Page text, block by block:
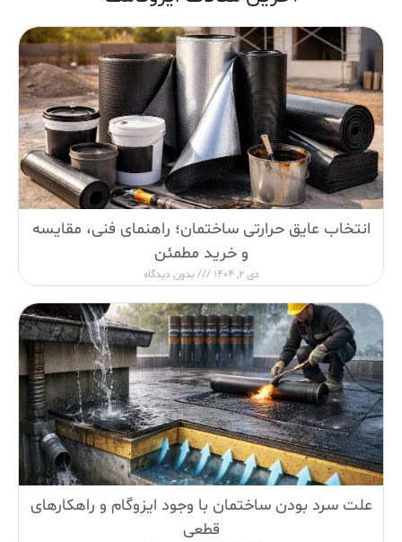
انتخاب عایق حرارتی ساختمان؛ راهنمای فنی، مقایسه
و خرید مطمئن
دی 2, 1404 بدون دیدگاه
علت سرد بودن ساختمان با وجود ایزوگام و راهکارهای
قطعی